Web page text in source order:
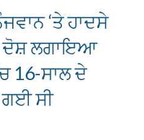
‘ਤੇ ਹਾਦਸੇ
ਦੋਸ਼ ਲਗਾਇਆ
16-ਸਾਲ ਦੇ
ਗਈ ਸੀ